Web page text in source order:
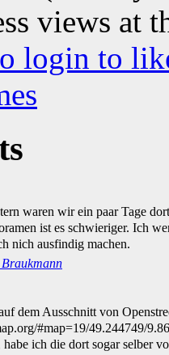
views at
login to
waren wir ein paar Tage
ist es schwieriger. Ich
nich ausfindig machen.
dem Ausschnitt von
#map=19/49.244749/
ich die dort sogar selber